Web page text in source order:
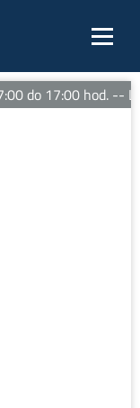
do 17:00 hod. --